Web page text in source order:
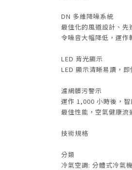
DN 多維降噪系統
最佳化的風道設計、
令噪音大幅降低，運作
LED 背光顯示
LED 顯示清晰易讀，
濾網髒污警示
運作 1,000 小時後，
最佳性能，空氣健康流
技術規格
分類
冷氣空調: 分體式冷氣